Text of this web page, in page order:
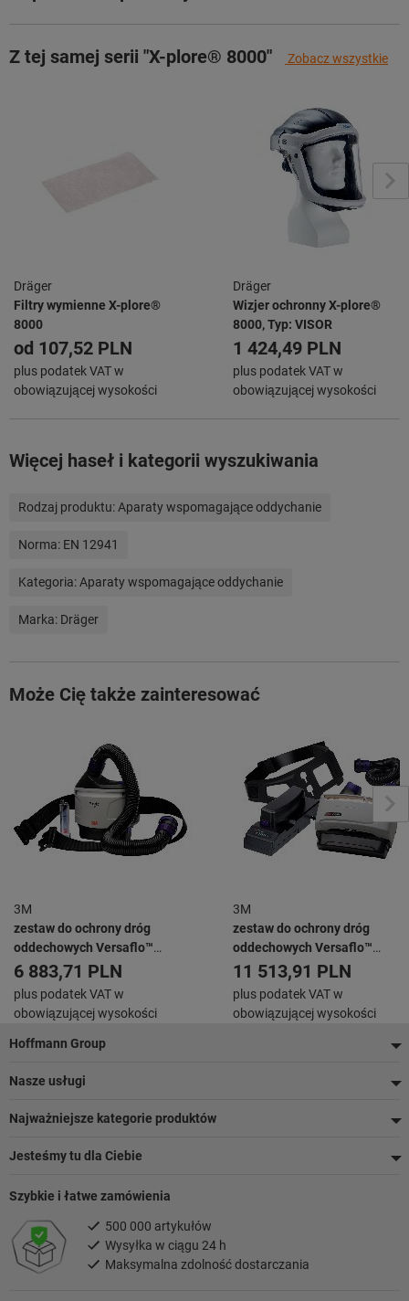
Z tej samej serii "X-plore® 8000" Zobacz wszystkie
Dräger
Filtry wymienne X-plore®
8000
od 107,52 PLN
plus podatek VAT w
obowiązującej wysokości
Dräger
Wizjer ochronny X-plore®
8000, Typ: VISOR
1 424,49 PLN
plus podatek VAT w
obowiązującej wysokości
Więcej haseł i kategorii wyszukiwania
Rodzaj produktu: Aparaty wspomagające oddychanie
Norma: EN 12941
Kategoria: Aparaty wspomagające oddychanie
Marka: Dräger
Może Cię także zainteresować
3M
zestaw do ochrony dróg
oddechowych Versaflo™
TR300+, Typ: START
6 883,71 PLN
plus podatek VAT w
obowiązującej wysokości
3M
zestaw do ochrony dróg
oddechowych Versaflo™
TR619E
11 513,91 PLN
plus podatek VAT w
obowiązującej wysokości
Stopka
Hoffmann Group
Nasze usługi
Najważniejsze kategorie produktów
Jesteśmy tu dla Ciebie
Szybkie i łatwe zamówienia
500 000 artykułów
Wysyłka w ciągu 24 h
Maksymalna zdolność dostarczania